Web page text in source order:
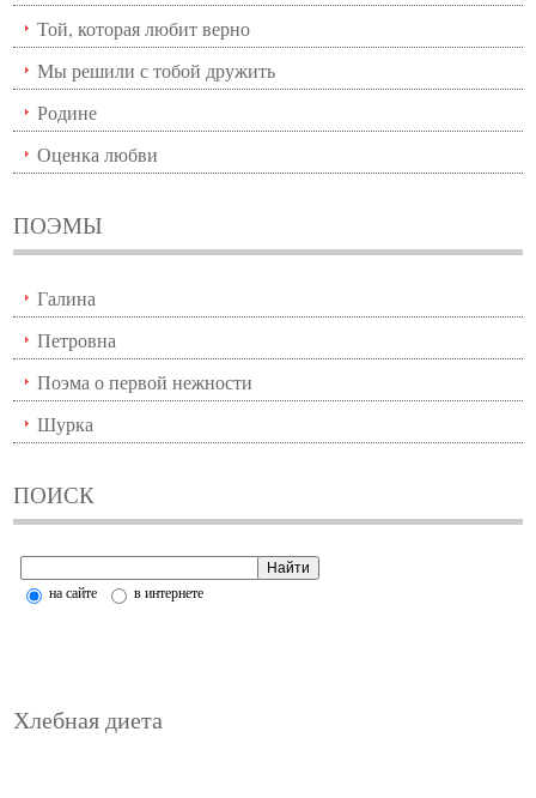
Той, которая любит верно
Мы решили с тобой дружить
Родине
Оценка любви
ПОЭМЫ
Галина
Петровна
Поэма о первой нежности
Шурка
ПОИСК
на сайте в интернете
Хлебная диета